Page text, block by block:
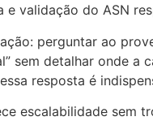
validação do ASN
perguntar ao
sem detalhar onde
resposta é
escalabilidade sem